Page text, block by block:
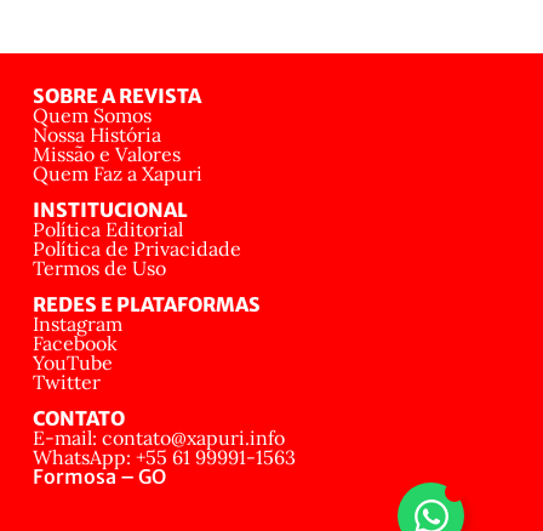
SOBRE A REVISTA
Quem Somos
Nossa História
Missão e Valores
Quem Faz a Xapuri
INSTITUCIONAL
Política Editorial
Política de Privacidade
Termos de Uso
REDES E PLATAFORMAS
Instagram
Facebook
YouTube
Twitter
CONTATO
E-mail: contato@xapuri.info
WhatsApp: +55 61 99991-1563
Formosa – GO